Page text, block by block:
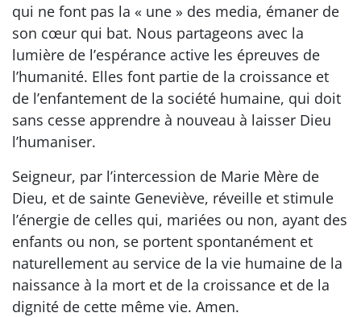
qui ne font pas la « une » des media, émaner de
son cœur qui bat. Nous partageons avec la
lumière de l’espérance active les épreuves de
l’humanité. Elles font partie de la croissance et
de l’enfantement de la société humaine, qui doit
sans cesse apprendre à nouveau à laisser Dieu
l’humaniser.
Seigneur, par l’intercession de Marie Mère de
Dieu, et de sainte Geneviève, réveille et stimule
l’énergie de celles qui, mariées ou non, ayant des
enfants ou non, se portent spontanément et
naturellement au service de la vie humaine de la
naissance à la mort et de la croissance et de la
dignité de cette même vie. Amen.